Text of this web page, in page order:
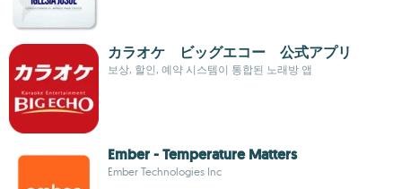
カラオケ ビッグエコー 公式アプリ
보상, 할인, 예약 시스템이 통합된 노래방 앱
Ember - Temperature Matters
Ember Technologies Inc